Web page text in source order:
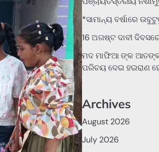
*ସାମାନ୍ୟ ବର୍ଷାରେ
16 ଅଗଷ୍ଟ ଦାବୀ
ମଦ ମାଫିଆ ଙ୍କ ଆତଙ୍କ,
ପରିଚୟ ଦେଇ ହଇରାଣ
Archives
August 2026
July 2026